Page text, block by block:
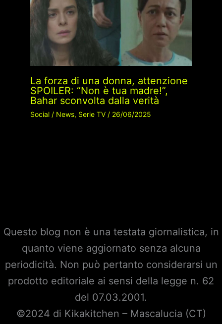
La forza di una donna, attenzione
SPOILER: “Non è tua madre!”,
Bahar sconvolta dalla verità
Social/ News, Serie TV/ 26/06/2025
Questo blog non è una testata giornalistica, in
quanto viene aggiornato senza alcuna
periodicità. Non può pertanto considerarsi un
prodotto editoriale ai sensi della legge n. 62
del 07.03.2001.
©2024 di Kikakitchen – Mascalucia (CT)